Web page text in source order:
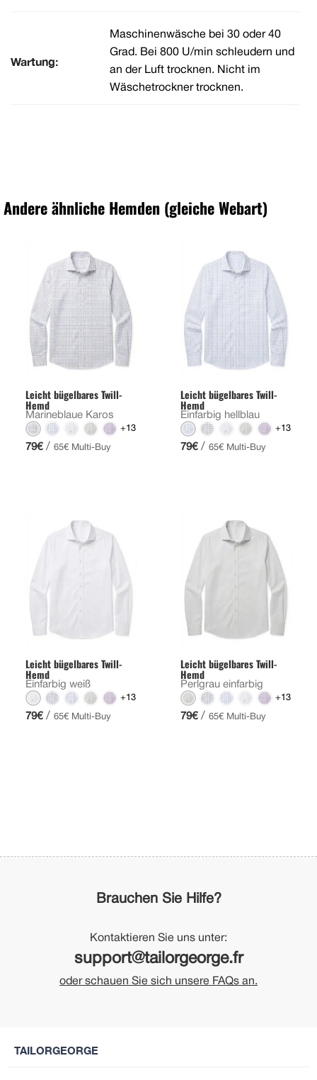
Wartung:
Maschinenwäsche bei 30 oder 40
Grad. Bei 800 U/min schleudern und
an der Luft trocknen. Nicht im
Wäschetrockner trocknen.
Andere ähnliche Hemden (gleiche Webart)
Leicht bügelbares Twill-
Hemd
Marineblaue Karos
+13
79€ / 65€ Multi-Buy
Leicht bügelbares Twill-
Hemd
Einfarbig hellblau
+13
79€ / 65€ Multi-Buy
Leicht bügelbares Twill-
Hemd
Einfarbig weiß
+13
79€ / 65€ Multi-Buy
Leicht bügelbares Twill-
Hemd
Perlgrau einfarbig
+13
79€ / 65€ Multi-Buy
Brauchen Sie Hilfe?
Kontaktieren Sie uns unter:
support@tailorgeorge.fr
oder schauen Sie sich unsere FAQs an.
TAILORGEORGE